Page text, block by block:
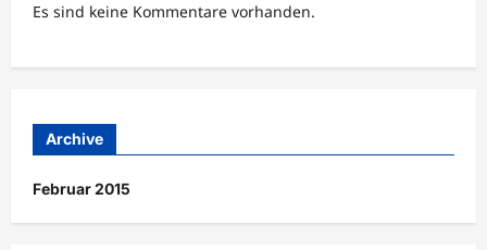
Es sind keine Kommentare vorhanden.
Archive
Februar 2015